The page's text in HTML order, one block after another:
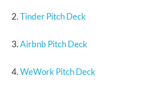
Tinder Pitch Deck
Airbnb Pitch Deck
WeWork Pitch Deck